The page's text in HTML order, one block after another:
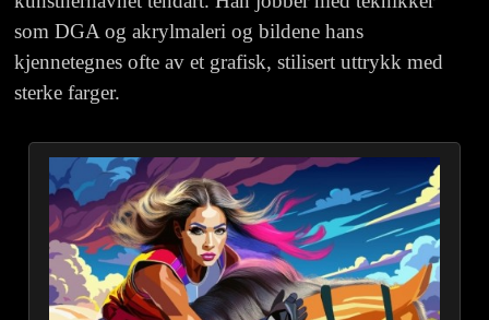
som DGA og akrylmaleri og bildene hans
kjennetegnes ofte av et grafisk, stilisert uttrykk med
sterke farger.